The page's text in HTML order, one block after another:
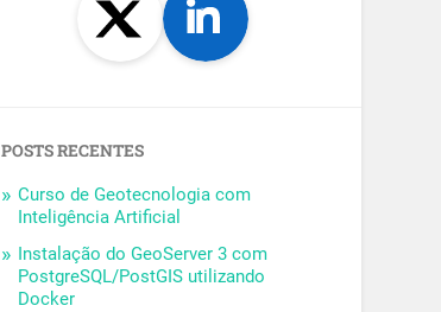
POSTS RECENTES
Curso de Geotecnologia com
Inteligência Artificial
Instalação do GeoServer 3 com
PostgreSQL/PostGIS utilizando
Docker